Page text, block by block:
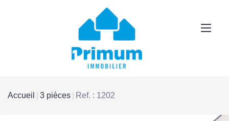
Accueil 3 pièces Ref. : 1202